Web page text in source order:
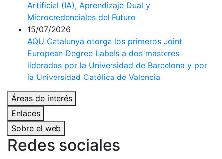
Artificial (IA), Aprendizaje Dual y
Microcredenciales del Futuro
15/07/2026
AQU Catalunya otorga los primeros Joint
European Degree Labels a dos másteres
liderados por la Universidad de Barcelona y por
la Universidad Católica de Valencia
Áreas de interés
Enlaces
Sobre el web
Redes sociales